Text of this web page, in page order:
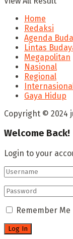
Home
Redaksi
Agenda
Lintas
Megapolitan
Nasional
Regional
Gaya Hidup
Copyright © 2024
Welcome Back!
Login to your
Remember Me